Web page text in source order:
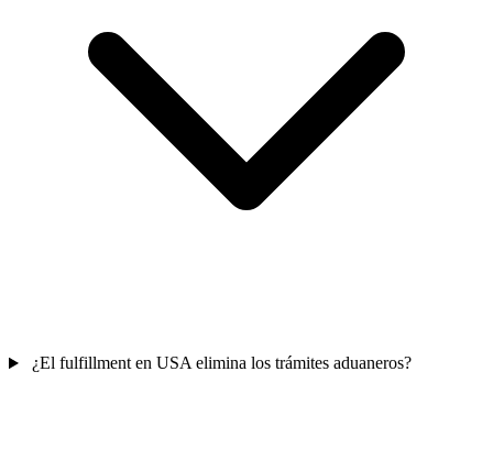
¿El fulfillment en USA elimina los trámites aduaneros?